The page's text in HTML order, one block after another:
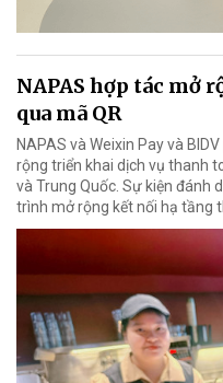
NAPAS hợp tác mở
qua mã QR
NAPAS và Weixin Pay và
rộng triển khai dịch vụ thanh
và Trung Quốc. Sự kiện đánh
trình mở rộng kết nối hạ tầng